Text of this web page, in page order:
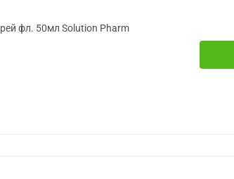
фл. 50мл Solution Pharm